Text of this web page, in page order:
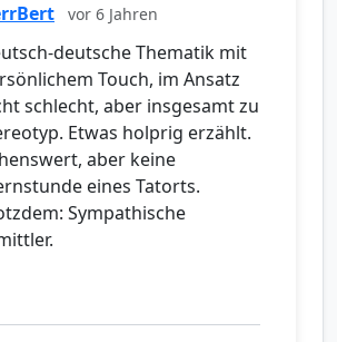
vor 6 Jahren
deutsche Thematik mit
Touch, im Ansatz
schlecht, aber insgesamt zu
Etwas holprig erzählt.
aber keine
eines Tatorts.
Sympathische